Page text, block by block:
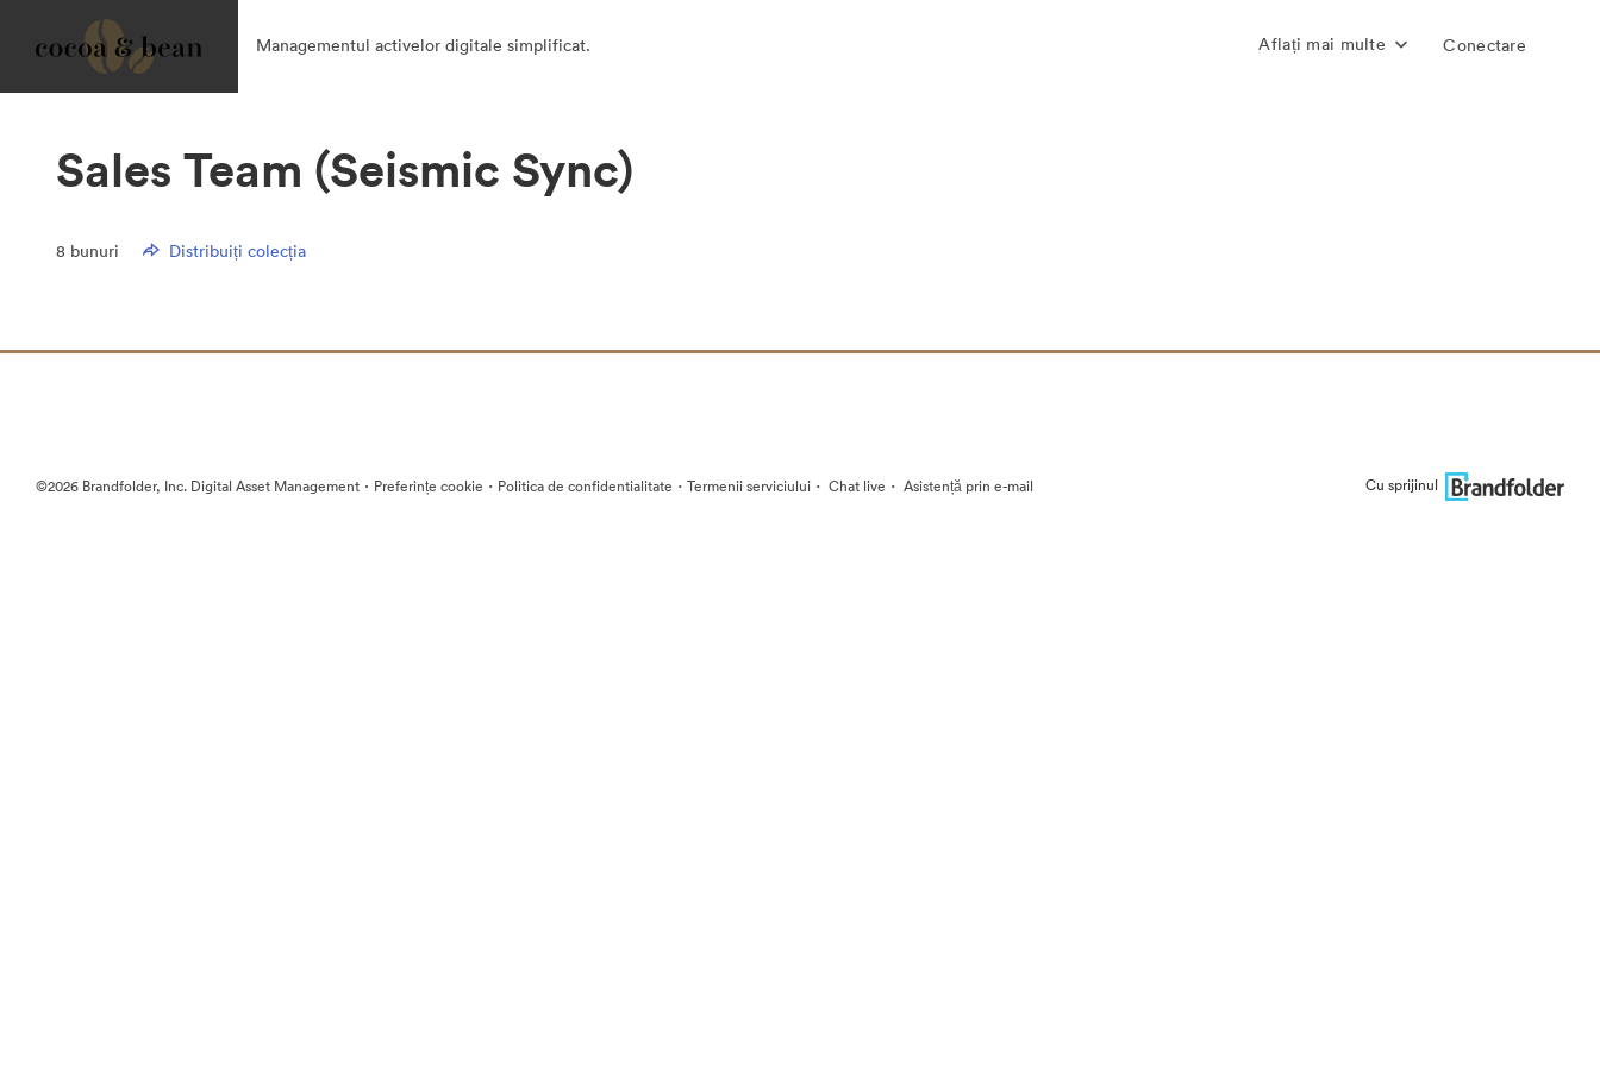
Managementul activelor digitale simplificat. Aflați mai multe Conectare
Sales Team (Seismic Sync)
8 bunuri Distribuiți colecția
©2026 Brandfolder, Inc. Digital Asset Management · Preferințe cookie · Politica de confidentialitate · Termenii serviciului · Chat live · Asistență prin e-mail Cu sprijinul